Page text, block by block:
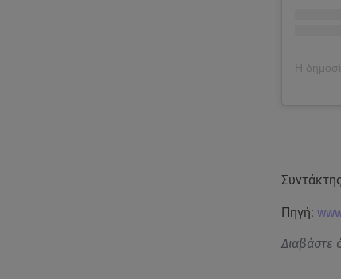
Πηγή:
Διαβάστε